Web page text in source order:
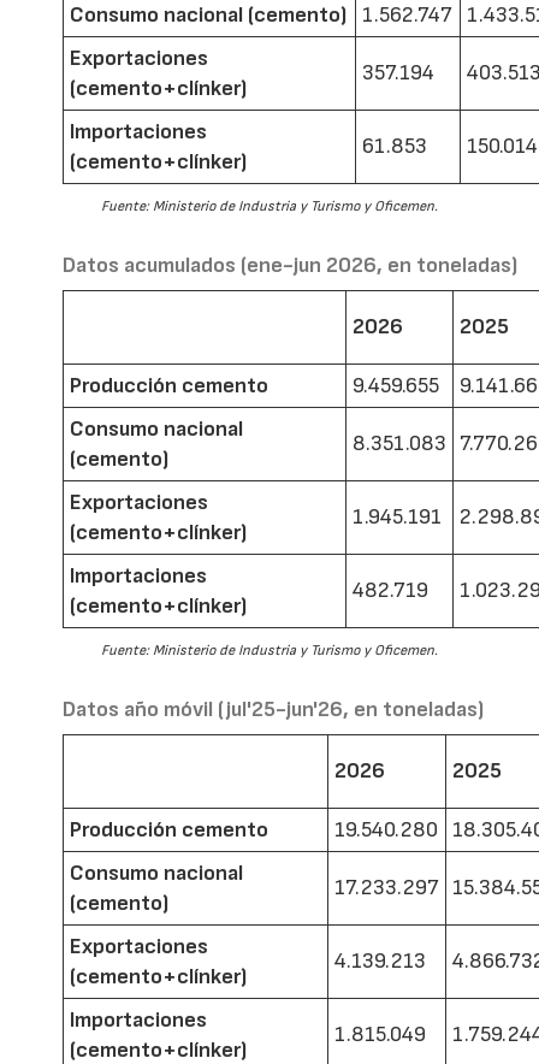
Consumo nacional (cemento)
1.562.747
Exportaciones
(cemento+clínker)
357.194
Importaciones
(cemento+clínker)
61.853 150.014
Fuente: Ministerio de Industria y Turismo y Oficemen.
Datos acumulados (ene-jun 2026, en toneladas)
2026 2025
Producción cemento 9.459.655
Consumo nacional
(cemento)
8.351.083
Exportaciones
(cemento+clínker)
1.945.191
Importaciones
(cemento+clínker)
482.719
Fuente: Ministerio de Industria y Turismo y Oficemen.
Datos año móvil (jul'25-jun'26, en toneladas)
2026 2025
Producción cemento 19.540.280
Consumo nacional
(cemento)
17.233.297
Exportaciones
(cemento+clínker)
4.139.213
Importaciones
(cemento+clínker)
1.815.049